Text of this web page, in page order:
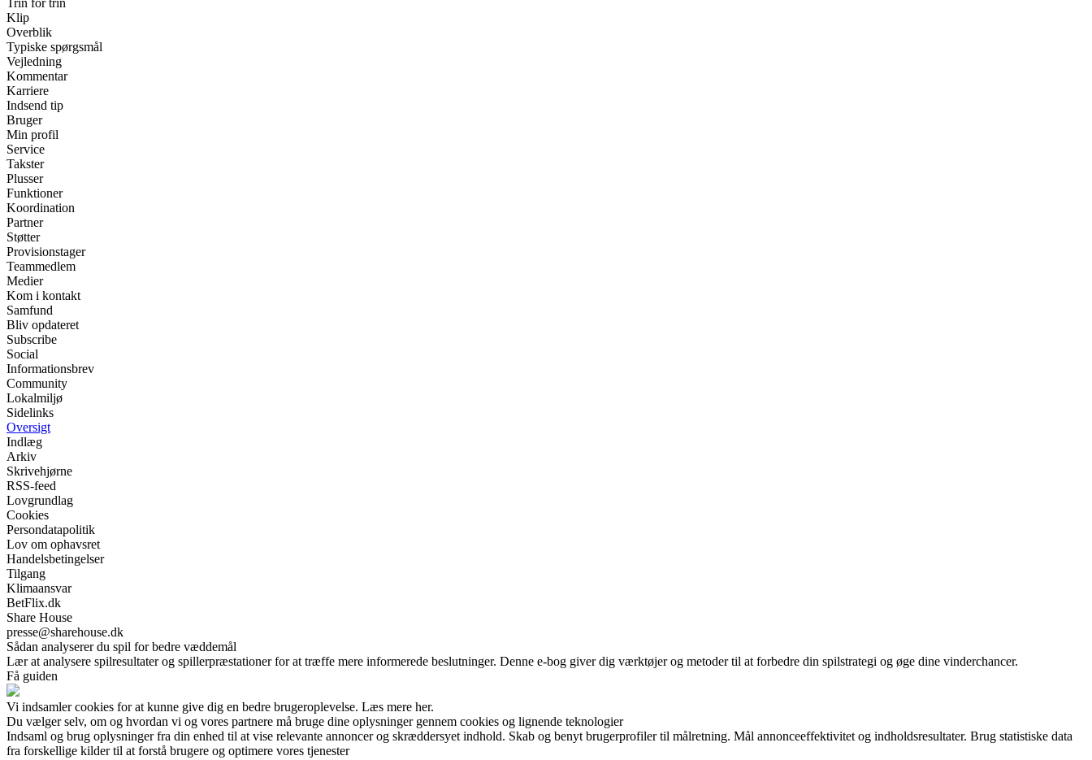
Klip
Overblik
Typiske spørgsmål
Vejledning
Kommentar
Karriere
Indsend tip
Bruger
Min profil
Service
Takster
Plusser
Funktioner
Koordination
Partner
Støtter
Provisionstager
Teammedlem
Medier
Kom i kontakt
Samfund
Bliv opdateret
Subscribe
Social
Informationsbrev
Community
Lokalmiljø
Sidelinks
Oversigt
Indlæg
Arkiv
Skrivehjørne
RSS-feed
Lovgrundlag
Cookies
Persondatapolitik
Lov om ophavsret
Handelsbetingelser
Tilgang
Klimaansvar
BetFlix.dk
Share House
presse@sharehouse.dk
Sådan analyserer du spil for bedre væddemål
Lær at analysere spilresultater og spillerpræstationer for at træffe mere informerede beslutninger. Denne e-bog giver dig værktøjer og metoder til at forbedre din spilstrategi og øge dine vinderchancer.
Få guiden
Vi indsamler cookies for at kunne give dig en bedre brugeroplevelse. Læs mere her.
Du vælger selv, om og hvordan vi og vores partnere må bruge dine oplysninger gennem cookies og lignende teknologier
Indsaml og brug oplysninger fra din enhed til at vise relevante annoncer og skræddersyet indhold. Skab og benyt brugerprofiler til målretning. Mål annonceeffektivitet og indholdsresultater. Brug statistiske data
fra forskellige kilder til at forstå brugere og optimere vores tjenester